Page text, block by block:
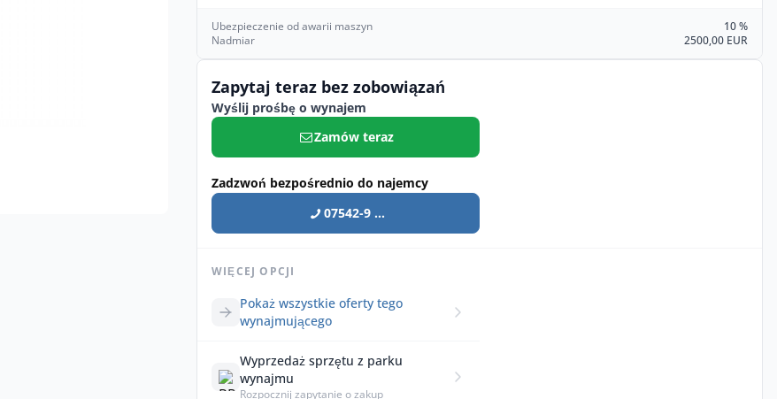
Ubezpieczenie od awarii maszyn
10 %
Nadmiar
2500,00 EUR
Zapytaj teraz bez zobowiązań
Wyślij prośbę o wynajem
Zamów teraz
Zadzwoń bezpośrednio do najemcy
07542-9 ...
WIĘCEJ OPCJI
Pokaż wszystkie oferty tego
wynajmującego
Wyprzedaż sprzętu z parku
wynajmu
Rozpocznij zapytanie o zakup